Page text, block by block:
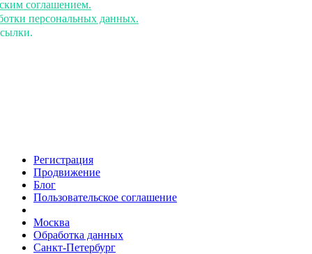
соглашением.
персональных данных.
Регистрация
Продвижение
Блог
Пользовательское соглашение
Москва
Обработка данных
Санкт-Петербург